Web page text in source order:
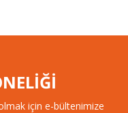
için e-bültenimize